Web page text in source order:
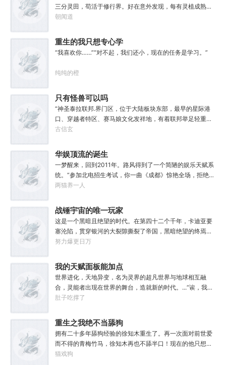
三分灵田，苟活于修行界。好在意外发现，每有灵植成熟，
自己便能得到额外奖励。收获剑草一株，获得剑丸一枚。收
焰丹丹方一张。……从此，他便安分守住自家灵田，坐看修
行界风起云涌，沧海桑田。“什么切磋斗法，秘境探索，寻仙
缘，得法宝……通通与我无关！”“我只想安安静静的种田。”
朝闻道
重生的我只想专心学
习
“我喜欢你……”“对不起，我们还小，现在的任务是学习。”
纯纯的橙
只有怪兽可以吗
“神圣泰拉联邦.界门区，位于大陆板块东部，最早的星际港
口、穿越者特区、赛马娘文化发祥地，有着联邦举足轻重的
经济地位与社会影响力，大家还记得这份考点么？”“老师，
愉快地告知各位一件事，你们的时事政治将增加一串新的考
点，或许再过两年还会编入历史教材，不过那就不是各位需
要担心的事了。”“啊？”“怪兽宣传特区——这是界门区即将
获得的新称谓，也是今年的新考点。”“至于造就并推进这项
新政策的形象代言人，既是我的学生，也是各位的学长，换
事顺心的那位？”“没错，奥默.林顿，林顿事务所的所长、中
央特雷森的名训练员、黑暗反派系外观第33届冠军得主——
当然，他不爱听最后这个头衔。值得一提的是……他到现在
也总是不顺心。”“因为最近老有人在他事务所咨询赛马娘的
古信玄
华娱顶流的诞生
一梦醒来，回到2011年。路风得到了一个简陋的娱乐天赋系
统。“参加北电招生考试，你一曲《成都》惊艳全场，拒绝蜜
姐邀请，发疯苦学备战高考，以专业第一名入学，恭喜你，
想窒息，带资进组，截胡男一号，与狮姐疯狂炒CP，成功登
顶周票房冠军，恭喜你，获得了【张震的卓越气质】”……什
么是顶流？永争第一，绝不服输！强大的人气，恐怖的票
房，无敌的收视率，踏着无数对手铸就威名，颜值与才华并
存，真实不做作，拥有一个广为流传的爱恨恩怨故事。十年
两猫养一人
战锤宇宙的唯一玩家
这是一个黑暗且绝望的时代。在第四十二个千年，卡迪亚要
塞沦陷，贯穿银河的大裂隙撕裂了帝国，黑暗绝望的终焉时
代降临。人类的命运似乎已被注定，要在无休止的恐怖战争
失的来到这个世界。“剧情对话什么的最烦人了，统统跳
过。”“我不想知道为什么，我只想大开杀戒。”基里曼：达奇
是个优秀的战士，就是不爱听人话，每次想和他说些什么，
他都要跳过。塔拉辛：我很好奇，他是怎么把恒星敲成一个
个方块的。钛族：对那家伙来说，物理学已经不存在了。恐
孩子抓了，把他们洗得白白净净的，这种羞辱让我悲愤欲
绝。奸奇：一切变化都是命运的一部分，但命运被那个混蛋
给打碎了。色孽：其实达奇已经被我腐化了，但我不敢告诉
他。………………达奇：前面忘了，后面也忘了，总之，让亚
努力爆更日万
我的天赋面板能加点
世界进化，天地异变，名为灵界的超凡世界与地球相互融
合，灵能者出现在世界的舞台，造就新的时代。...“诶，我这
天赋面板下面怎么有个加号？”“来都来了，不点一下试
板！加天赋！....【神勇无双】：高额免伤，使用长武器时力
量判定提升50%。【灵能-圣体】：巨量提升灵能量，灵能总
量越多，基础增幅越强。【序列-圣耀】：抗性巨量提升，获
得全新序列力量【神圣力】。....我，叶铭秋，没有开挂，只
是天赋异禀！
肚子吃撑了
重生之我绝不当舔狗
拥有二十多年舔狗经验的徐知木重生了。再一次面对前世爱
而不得的青梅竹马，徐知木再也不舔半口！现在的他只想赚
点钱，去寻找自己真正的宝藏女孩，可是……“知木你最近怎
猫戏狗